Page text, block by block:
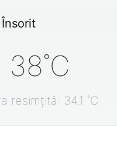
Însorit
38˚C
resimțită: 34.1 ˚C